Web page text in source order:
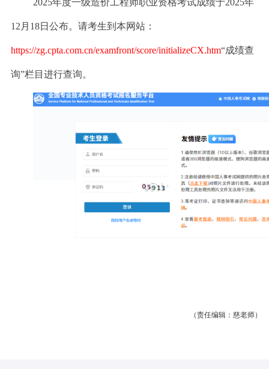
12月18日公布。请考生到本网站：
https://zg.cpta.com.cn/examfront/score/initializeCX.htm“成绩查
询”栏目进行查询。
（责任编辑：慈老师）